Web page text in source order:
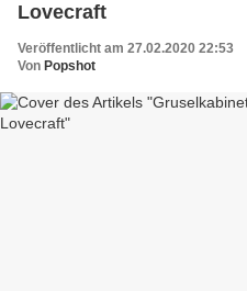
Lovecraft
Veröffentlicht am 27.02.2020 22:53
Von Popshot